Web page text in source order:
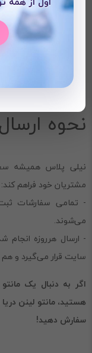
رنگ بندی: این
کیفیت دکمه‌ها :
محصول می‌دهند، بلکه
نحوه
نیلی پلاس همیشه
مشتریان خود فراهم کند:
- تمامی سفارشات
می‌شوند.
- ارسال هرروزه انجام
سایت قرار می‌گیرد و
اگر به دنبال یک
هستید، مانتو لینن
سفارش دهید!